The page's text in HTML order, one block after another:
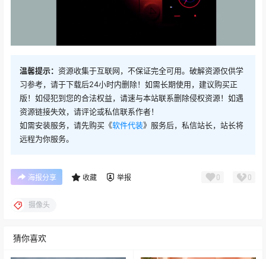
温馨提示： 资源收集于互联网，不保证完全可用。破解资源仅供学
习参考，请于下载后24小时内删除！如需长期使用，建议购买正
版！如侵犯到您的合法权益，请速与本站联系删除侵权资源！如遇
资源链接失效，请评论或私信联系作者！
如需安装服务，请先购买《软件代装》服务后，私信站长，站长将
远程为你服务。
海报分享 收藏 举报 0 0
摄像头
猜你喜欢